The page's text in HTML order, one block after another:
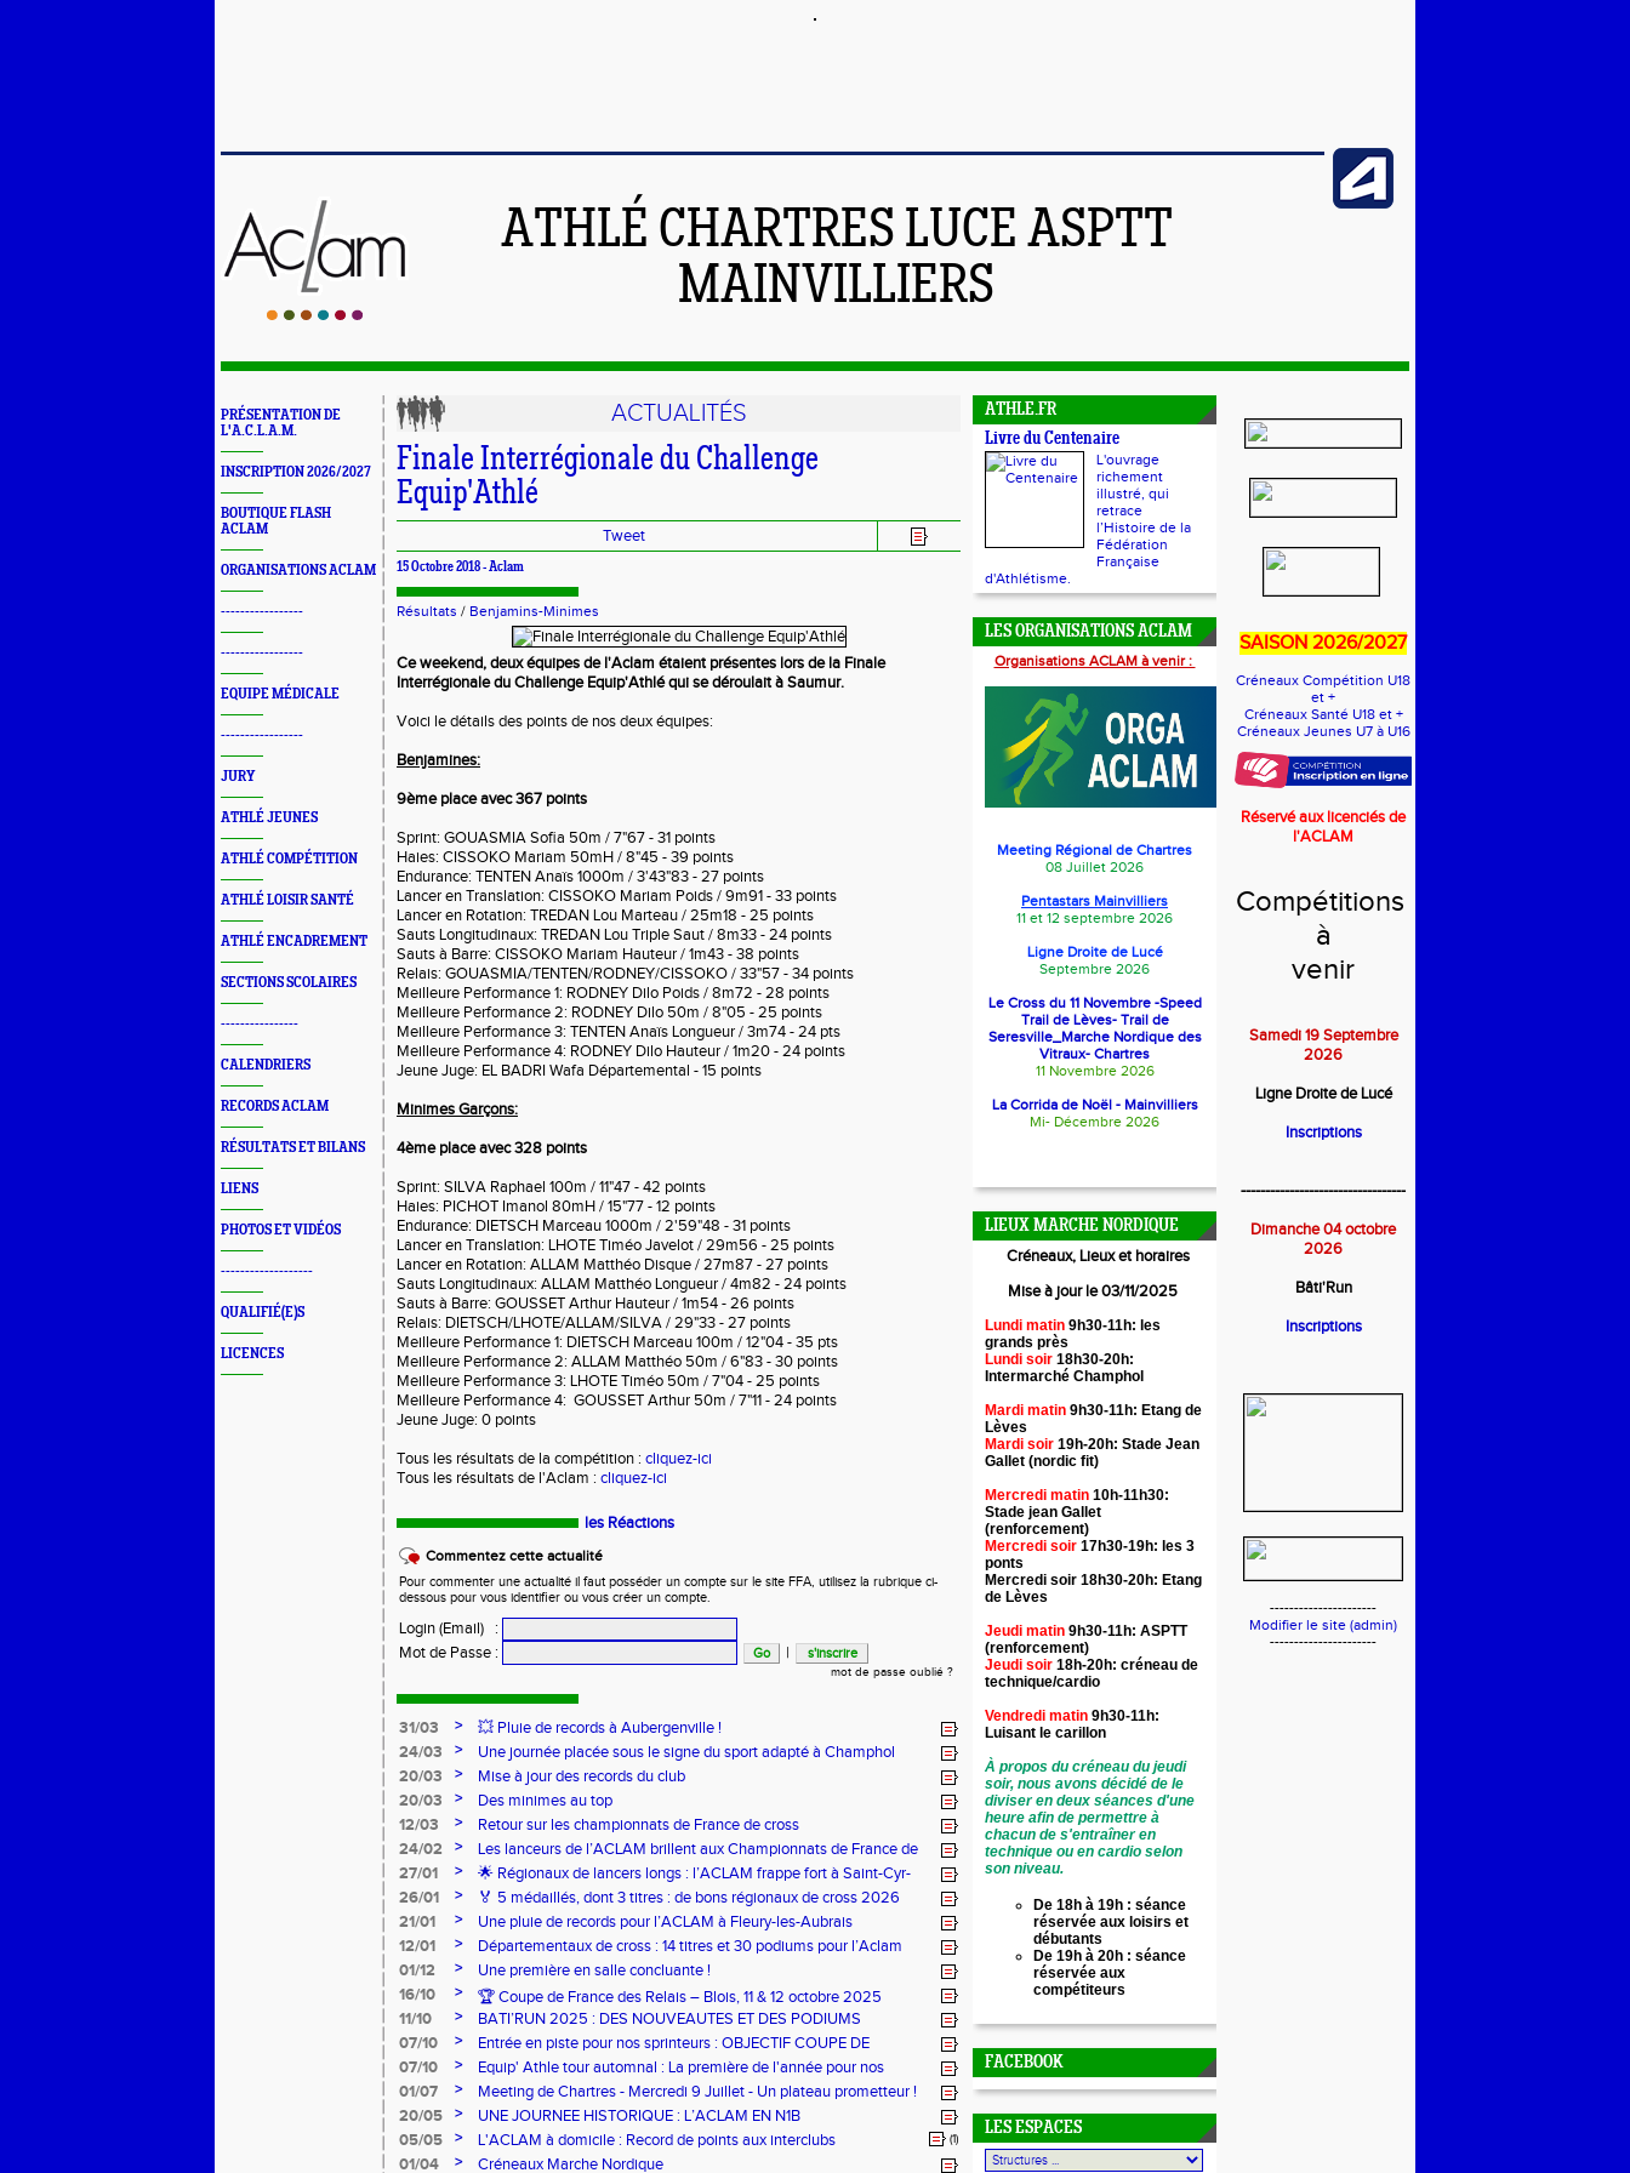
ATHLÉ CHARTRES LUCE ASPTT
MAINVILLIERS
PRÉSENTATION DE
L'A.C.L.A.M.
INSCRIPTION 2026/2027
BOUTIQUE FLASH
ACLAM
ORGANISATIONS ACLAM
-----------------
-----------------
EQUIPE MÉDICALE
-----------------
JURY
ATHLÉ JEUNES
ATHLÉ COMPÉTITION
ATHLÉ LOISIR SANTÉ
ATHLÉ ENCADREMENT
SECTIONS SCOLAIRES
----------------
CALENDRIERS
RECORDS ACLAM
RÉSULTATS ET BILANS
LIENS
PHOTOS ET VIDÉOS
-------------------
QUALIFIÉ(E)S
LICENCES
ACTUALITÉS
Finale Interrégionale du Challenge
Equip'Athlé
Tweet
15 Octobre 2018 -Aclam
Résultats / Benjamins-Minimes
Ce weekend, deux équipes de l'Aclam étaient présentes lors de la Finale
Interrégionale du Challenge Equip'Athlé qui se déroulait à Saumur.
Voici le détails des points de nos deux équipes:
Benjamines:
9ème place avec 367 points
Sprint: GOUASMIA Sofia 50m / 7"67 - 31 points
Haies: CISSOKO Mariam 50mH / 8"45 - 39 points
Endurance: TENTEN Anaïs 1000m / 3'43"83 - 27 points
Lancer en Translation: CISSOKO Mariam Poids / 9m91 - 33 points
Lancer en Rotation: TREDAN Lou Marteau / 25m18 - 25 points
Sauts Longitudinaux: TREDAN Lou Triple Saut / 8m33 - 24 points
Sauts à Barre: CISSOKO Mariam Hauteur / 1m43 - 38 points
Relais: GOUASMIA/TENTEN/RODNEY/CISSOKO / 33"57 - 34 points
Meilleure Performance 1: RODNEY Dilo Poids / 8m72 - 28 points
Meilleure Performance 2: RODNEY Dilo 50m / 8"05 - 25 points
Meilleure Performance 3: TENTEN Anaïs Longueur / 3m74 - 24 pts
Meilleure Performance 4: RODNEY Dilo Hauteur / 1m20 - 24 points
Jeune Juge: EL BADRI Wafa Départemental - 15 points
Minimes Garçons:
4ème place avec 328 points
Sprint: SILVA Raphael 100m / 11"47 - 42 points
Haies: PICHOT Imanol 80mH / 15"77 - 12 points
Endurance: DIETSCH Marceau 1000m / 2'59"48 - 31 points
Lancer en Translation: LHOTE Timéo Javelot / 29m56 - 25 points
Lancer en Rotation: ALLAM Matthéo Disque / 27m87 - 27 points
Sauts Longitudinaux: ALLAM Matthéo Longueur / 4m82 - 24 points
Sauts à Barre: GOUSSET Arthur Hauteur / 1m54 - 26 points
Relais: DIETSCH/LHOTE/ALLAM/SILVA / 29"33 - 27 points
Meilleure Performance 1: DIETSCH Marceau 100m / 12"04 - 35 pts
Meilleure Performance 2: ALLAM Matthéo 50m / 6"83 - 30 points
Meilleure Performance 3: LHOTE Timéo 50m / 7"04 - 25 points
Meilleure Performance 4: GOUSSET Arthur 50m / 7"11 - 24 points
Jeune Juge: 0 points
Tous les résultats de la compétition : cliquez-ici
Tous les résultats de l'Aclam : cliquez-ici
les Réactions
Commentez cette actualité
Pour commenter une actualité il faut posséder un compte sur le site FFA, utilisez la rubrique ci-
dessous pour vous identifier ou vous créer un compte.
Login (Email)
:
Mot de Passe : |
mot de passe oublié ?
31/03 >
💥 Pluie de records à Aubergenville !
24/03
>
Une journée placée sous le signe du sport adapté à Champhol
20/03
>
Mise à jour des records du club
20/03
>
Des minimes au top
12/03
>
Retour sur les championnats de France de cross
24/02
>
Les lanceurs de l’ACLAM brillent aux Championnats de France de
Lancers Longs à Nice
27/01 >
🌟 Régionaux de lancers longs : l’ACLAM frappe fort à Saint-Cyr-
sur-Loire
26/01 >
🏅 5 médaillés, dont 3 titres : de bons régionaux de cross 2026
pour l’Aclam !
21/01 >
Une pluie de records pour l’ACLAM à Fleury-les-Aubrais
12/01
>
Départementaux de cross : 14 titres et 30 podiums pour l’Aclam
01/12
>
Une première en salle concluante !
16/10
>
🏆 Coupe de France des Relais – Blois, 11 & 12 octobre 2025
11/10
>
BATI’RUN 2025 : DES NOUVEAUTES ET DES PODIUMS
07/10
>
Entrée en piste pour nos sprinteurs : OBJECTIF COUPE DE
FRANCE !
07/10 >
Equip' Athle tour automnal : La première de l'année pour nos
jeunes !
01/07 >
Meeting de Chartres - Mercredi 9 Juillet - Un plateau prometteur !
20/05
>
UNE JOURNEE HISTORIQUE : L’ACLAM EN N1B
05/05
> L'ACLAM à domicile : Record de points aux interclubs (1)
01/04 > Créneaux Marche Nordique
ATHLE.FR
Livre du Centenaire
L'ouvrage
richement
illustré, qui
retrace
l’Histoire de la
Fédération
Française
d'Athlétisme.
LES ORGANISATIONS ACLAM
Organisations ACLAM à venir :
Meeting Régional de Chartres
08 Juillet 2026
Pentastars Mainvilliers
11 et 12 septembre 2026
Ligne Droite de Lucé
Septembre 2026
Le Cross du 11 Novembre -Speed
Trail de Lèves- Trail de
Seresville_Marche Nordique des
Vitraux- Chartres
11 Novembre 2026
La Corrida de Noël - Mainvilliers
Mi- Décembre 2026
LIEUX MARCHE NORDIQUE
Créneaux, Lieux et horaires
Mise à jour le 03/11/2025
Lundi matin 9h30-11h: les
grands près
Lundi soir 18h30-20h:
Intermarché Champhol
Mardi matin 9h30-11h: Etang de
Lèves
Mardi soir 19h-20h: Stade Jean
Gallet (nordic fit)
Mercredi matin 10h-11h30:
Stade jean Gallet
(renforcement)
Mercredi soir 17h30-19h: les 3
ponts
Mercredi soir 18h30-20h: Etang
de Lèves
Jeudi matin 9h30-11h: ASPTT
(renforcement)
Jeudi soir 18h-20h: créneau de
technique/cardio
Vendredi matin 9h30-11h:
Luisant le carillon
À propos du créneau du jeudi
soir, nous avons décidé de le
diviser en deux séances d'une
heure afin de permettre à
chacun de s'entraîner en
technique ou en cardio selon
son niveau.
De 18h à 19h : séance
réservée aux loisirs et
débutants
De 19h à 20h : séance
réservée aux
compétiteurs
FACEBOOK
LES ESPACES
SAISON 2026/2027
Créneaux Compétition U18
et +
Créneaux Santé U18 et +
Créneaux Jeunes U7 à U16
Réservé aux licenciés de
l'ACLAM
Compétitions
à
venir
Samedi 19 Septembre
2026
Ligne Droite de Lucé
Inscriptions
----------------------------------
Dimanche 04 octobre
2026
Bâti'Run
Inscriptions
----------------------
Modifier le site (admin)
----------------------